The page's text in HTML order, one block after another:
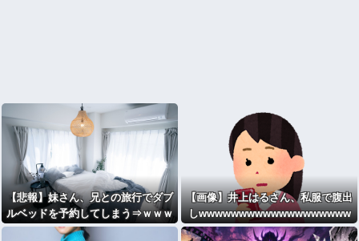
【悲報】妹さん、兄との旅行でダブ
ルベッドを予約してしまう⇒ｗｗｗ
ｗｗｗ
【画像】井上はるさん、私服で腹出
しwwwwwwwwwwwwwwwwwww
wwwwwwwwwwwwwwwwwwww